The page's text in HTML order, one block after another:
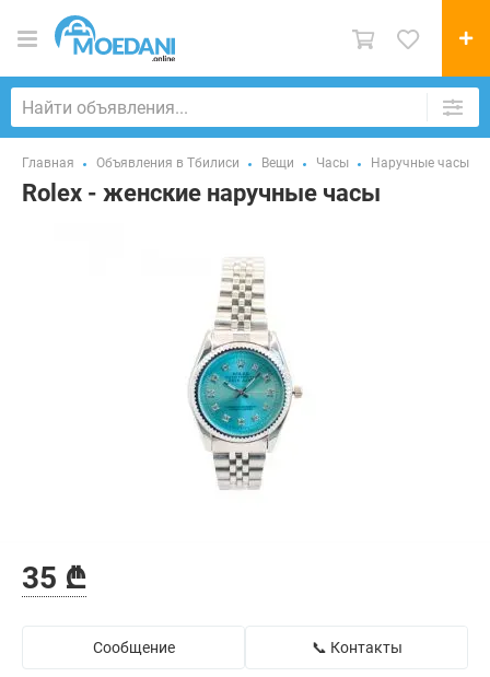
Главная Объявления в Тбилиси Вещи Часы Наручные часы
Rolex - женские наручные часы
35 ₾
Сообщение 📞 Контакты